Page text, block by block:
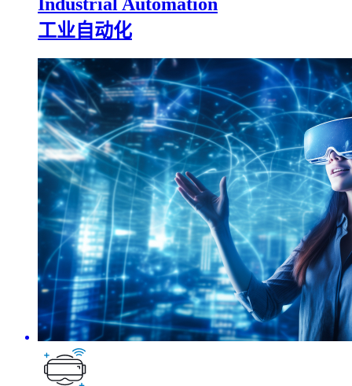
工业自动化